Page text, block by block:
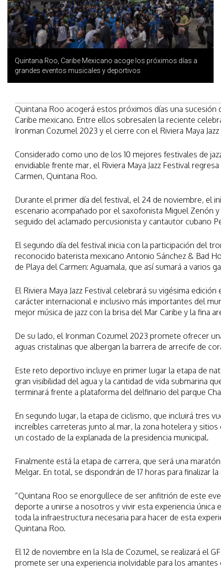
Quintana Roo, Caribe Mexicano acoge los próximos días a
grandes eventos musicales y deportivos
Quintana Roo acogerá estos próximos días una
Caribe mexicano. Entre ellos sobresalen la reciente
Ironman Cozumel 2023 y el cierre con el Riviera Maya
Considerado como uno de los 10 mejores festivales de
envidiable frente mar, el Riviera Maya Jazz Festival
Carmen, Quintana Roo.
Durante el primer día del festival, el 24 de noviembre, el
escenario acompañado por el saxofonista Miguel Zenón
seguido del aclamado percusionista y cantautor cubano
El segundo día del festival inicia con la participación del
reconocido baterista mexicano Antonio Sánchez & Bad
de Playa del Carmen: Aguamala, que así sumará a varios
El Riviera Maya Jazz Festival celebrará su vigésima
carácter internacional e inclusivo más importantes del
mejor música de jazz con la brisa del Mar Caribe y la fina
De su lado, el Ironman Cozumel 2023 promete ofrecer
aguas cristalinas que albergan la barrera de arrecife de
Este reto deportivo incluye en primer lugar la etapa de
gran visibilidad del agua y la cantidad de vida submarina
terminará frente a plataforma del delfinario del parque
En segundo lugar, la etapa de ciclismo, que incluirá tres
increíbles carreteras junto al mar, la zona hotelera y
un costado de la explanada de la presidencia municipal.
Finalmente está la etapa de carrera, que será una
Melgar. En total, se dispondrán de 17 horas para finalizar
“Quintana Roo se enorgullece de ser anfitrión de este
deporte a unirse a nosotros y vivir esta experiencia
toda la infraestructura necesaria para hacer de esta
Quintana Roo.
El 12 de noviembre en la Isla de Cozumel, se realizará el
promete ser una experiencia inolvidable para los